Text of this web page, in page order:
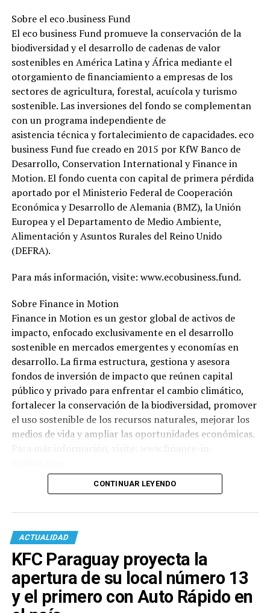
Sobre el eco .business Fund
El eco business Fund promueve la conservación de la
biodiversidad y el desarrollo de cadenas de valor
sostenibles en América Latina y África mediante el
otorgamiento de financiamiento a empresas de los
sectores de agricultura, forestal, acuícola y turismo
sostenible. Las inversiones del fondo se complementan
con un programa independiente de
asistencia técnica y fortalecimiento de capacidades. eco
business Fund fue creado en 2015 por KfW Banco de
Desarrollo, Conservation International y Finance in
Motion. El fondo cuenta con capital de primera pérdida
aportado por el Ministerio Federal de Cooperación
Económica y Desarrollo de Alemania (BMZ), la Unión
Europea y el Departamento de Medio Ambiente,
Alimentación y Asuntos Rurales del Reino Unido
(DEFRA).
Para más información, visite: www.ecobusiness.fund.
Sobre Finance in Motion
Finance in Motion es un gestor global de activos de
impacto, enfocado exclusivamente en el desarrollo
sostenible en mercados emergentes y economías en
desarrollo. La firma estructura, gestiona y asesora
fondos de inversión de impacto que reúnen capital
público y privado para enfrentar el cambio climático,
fortalecer la conservación de la biodiversidad, promover
el uso sostenible de los recursos naturales, mejorar los
medios de vida y ampliar las oportunidades económicas.
CONTINUAR LEYENDO
ACTUALIDAD
KFC Paraguay proyecta la
apertura de su local número 13
y el primero con Auto Rápido en